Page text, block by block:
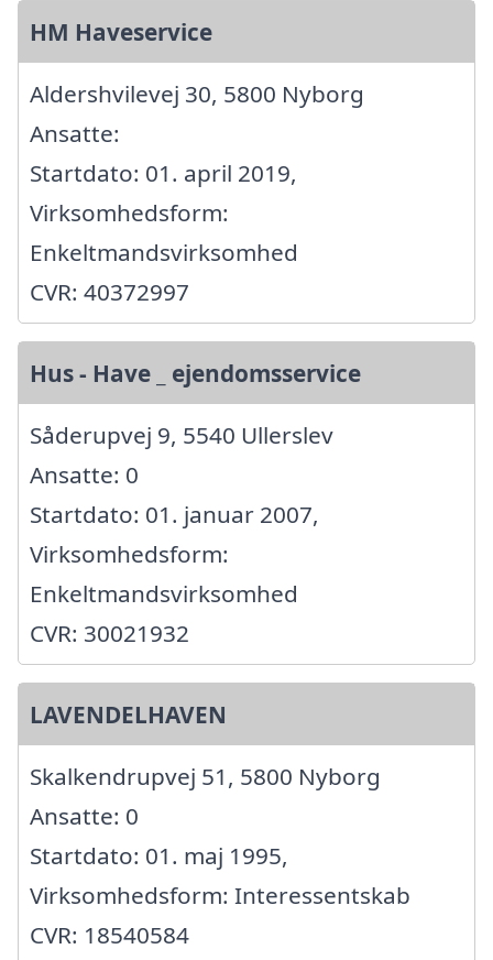
HM Haveservice
Aldershvilevej 30, 5800 Nyborg
Ansatte:
Startdato: 01. april 2019,
Virksomhedsform:
Enkeltmandsvirksomhed
CVR: 40372997
Hus - Have _ ejendomsservice
Såderupvej 9, 5540 Ullerslev
Ansatte: 0
Startdato: 01. januar 2007,
Virksomhedsform:
Enkeltmandsvirksomhed
CVR: 30021932
LAVENDELHAVEN
Skalkendrupvej 51, 5800 Nyborg
Ansatte: 0
Startdato: 01. maj 1995,
Virksomhedsform: Interessentskab
CVR: 18540584